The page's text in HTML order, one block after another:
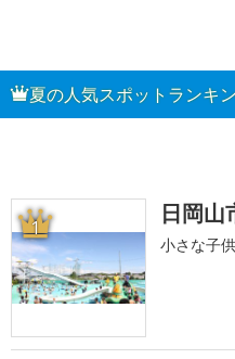
夏の人気スポットランキ
1 日岡山
小さな子